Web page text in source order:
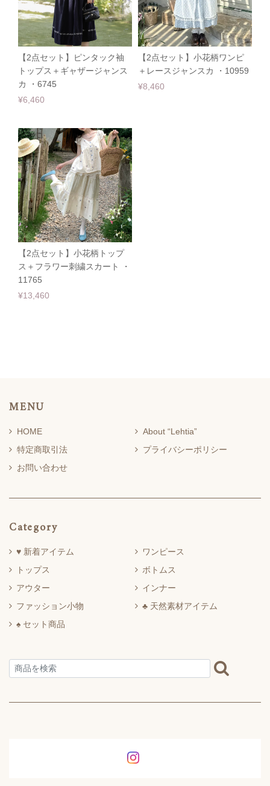
【2点セット】ピンタック袖
トップス＋ギャザージャンス
カ ・6745
¥6,460
【2点セット】小花柄ワンピ
＋レースジャンスカ ・10959
¥8,460
【2点セット】小花柄トップ
ス＋フラワー刺繍スカート ・
11765
¥13,460
MENU
HOME
About “Lehtia”
特定商取引法
プライバシーポリシー
お問い合わせ
Category
♥ 新着アイテム
ワンピース
トップス
ボトムス
アウター
インナー
ファッション小物
♣ 天然素材アイテム
♠ セット商品